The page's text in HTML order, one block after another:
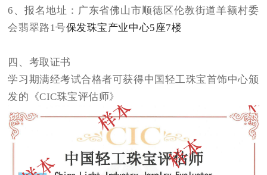
6、报名地址：广东省佛山市顺德区伦教街道羊额村委
会翡翠路1号保发珠宝产业中心5座7楼
四 、 考取证书
学习期满经考试合格者可获得中国轻工珠宝首饰中心颁
发的 《CIC珠宝评估师》